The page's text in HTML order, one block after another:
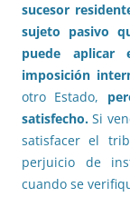
sucesor
sujeto pasivo
puede
imposición
otro Estado,
satisfecho. Si
satisfacer el
perjuicio de
cuando se